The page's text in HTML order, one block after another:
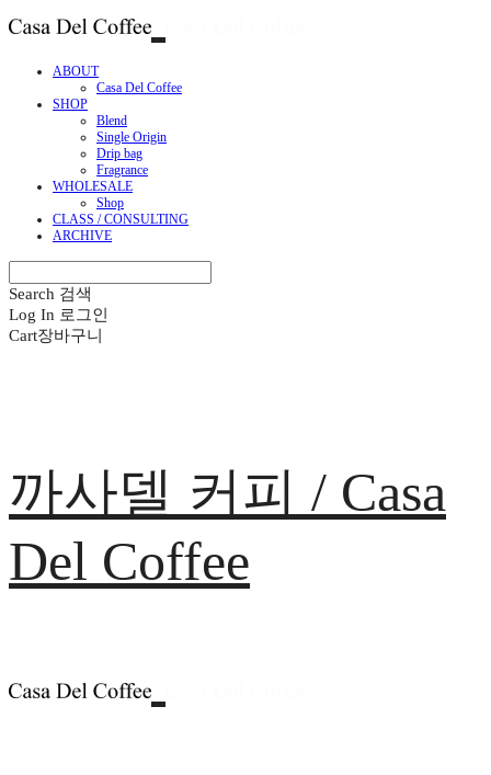
ABOUT
Casa Del Coffee
SHOP
Blend
Single Origin
Drip bag
Fragrance
WHOLESALE
Shop
CLASS / CONSULTING
ARCHIVE
Search 검색
Log In 로그인
Cart장바구니
까사델 커피 / Casa
Del Coffee